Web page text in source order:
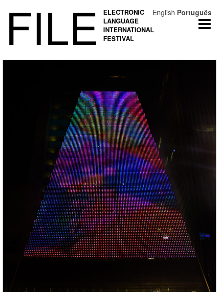
FILE
ELECTRONIC
LANGUAGE
INTERNATIONAL
FESTIVAL
English Português